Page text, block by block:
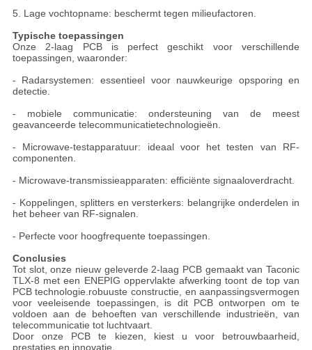
5. Lage vochtopname: beschermt tegen milieufactoren.
Typische toepassingen
Onze 2-laag PCB is perfect geschikt voor verschillende
toepassingen, waaronder:
- Radarsystemen: essentieel voor nauwkeurige opsporing en
detectie.
- mobiele communicatie: ondersteuning van de meest
geavanceerde telecommunicatietechnologieën.
- Microwave-testapparatuur: ideaal voor het testen van RF-
componenten.
- Microwave-transmissieapparaten: efficiënte signaaloverdracht.
- Koppelingen, splitters en versterkers: belangrijke onderdelen in
het beheer van RF-signalen.
- Perfecte voor hoogfrequente toepassingen.
Conclusies
Tot slot, onze nieuw geleverde 2-laag PCB gemaakt van Taconic
TLX-8 met een ENEPIG oppervlakte afwerking toont de top van
PCB technologie.robuuste constructie, en aanpassingsvermogen
voor veeleisende toepassingen, is dit PCB ontworpen om te
voldoen aan de behoeften van verschillende industrieën, van
telecommunicatie tot luchtvaart.
Door onze PCB te kiezen, kiest u voor betrouwbaarheid,
prestaties en innovatie.